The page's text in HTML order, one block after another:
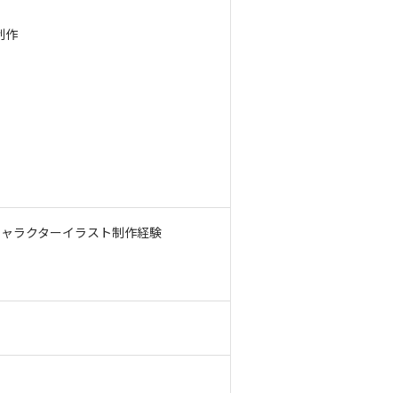
作
ャラクターイラスト制作経験